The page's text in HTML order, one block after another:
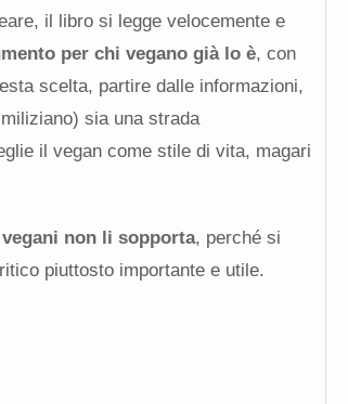
il libro si legge velocemente e
per chi vegano già lo è, con
scelta, partire dalle informazioni,
sia una strada
il vegan come stile di vita, magari
non li sopporta, perché si
piuttosto importante e utile.